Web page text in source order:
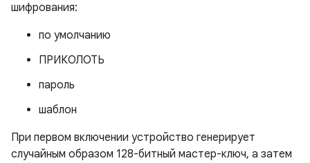
шифрования:
по умолчанию
ПРИКОЛОТЬ
пароль
шаблон
При первом включении устройство генерирует
случайным образом 128-битный мастер-ключ, а затем